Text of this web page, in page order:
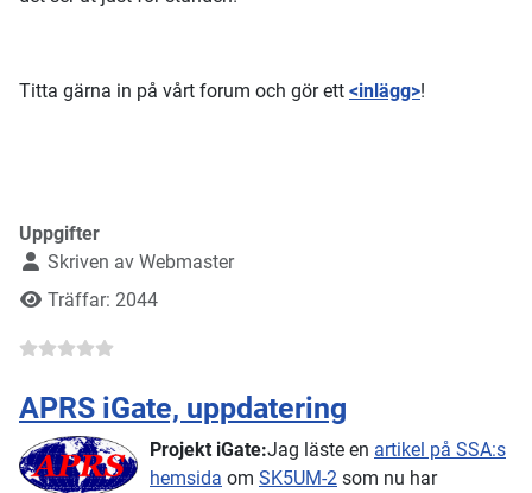
Titta gärna in på vårt forum och gör ett <inlägg>!
Uppgifter
Skriven av Webmaster
Träffar: 2044
APRS iGate, uppdatering
Projekt iGate:Jag läste en artikel på SSA:s
hemsida om SK5UM-2 som nu har